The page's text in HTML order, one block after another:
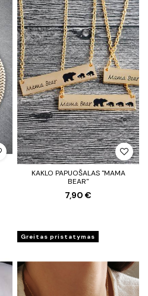
KAKLO PAPUOŠALAS "MAMA
BEAR"
7,90 €
Greitas pristatymas